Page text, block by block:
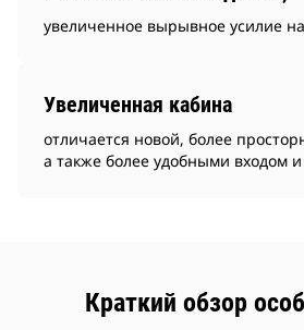
увеличенное вырывное усилие
Увеличенная кабина
отличается новой, более
а также более удобными входом
Краткий обзор